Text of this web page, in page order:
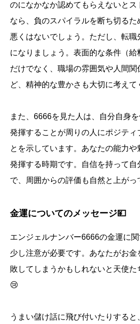
のになかなか認めてもらえないとス
なら、負のスパイラルを断ち切るた
悪くはないでしょう。ただし、転
になりましょう。表面的な条件（給
だけでなく、職場の雰囲気や人間関
ど、精神的な豊かさも大切に考えて
また、6666を見た人は、自分自身
発揮することが周りの人にポジティ
とを示しています。あなたの能力
発揮する時期です。自信を持って自
で、周囲からの評価も自然と上がっ
金運についてのメッセージ💴
エンジェルナンバー6666の金運に関
少し注意が必要です。あなたがお金
敗してしまうかもしれないと天使た
😢
うまい儲け話に飛び付いたりする